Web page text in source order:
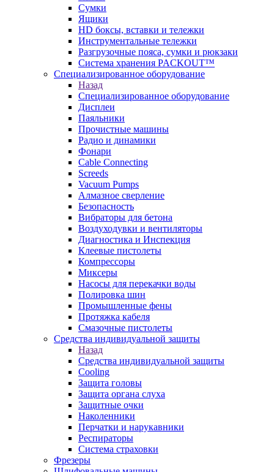
Сумки
Ящики
HD боксы, вставки и тележки
Инструментальные тележки
Разгрузочные пояса, сумки и рюкзаки
Система хранения PACKOUT™
Специализированное оборудование
Назад
Специализированное оборудование
Дисплеи
Паяльники
Прочистные машины
Радио и динамики
Фонари
Cable Connecting
Screeds
Vacuum Pumps
Алмазное сверление
Безопасность
Вибраторы для бетона
Воздуходувки и вентиляторы
Диагностика и Инспекция
Клеевые пистолеты
Компрессоры
Миксеры
Насосы для перекачки воды
Полировка шин
Промышленные фены
Протяжка кабеля
Смазочные пистолеты
Средства индивидуальной защиты
Назад
Средства индивидуальной защиты
Cooling
Защита головы
Защита органа слуха
Защитные очки
Наколенники
Перчатки и нарукавники
Респираторы
Система страховки
Фрезеры